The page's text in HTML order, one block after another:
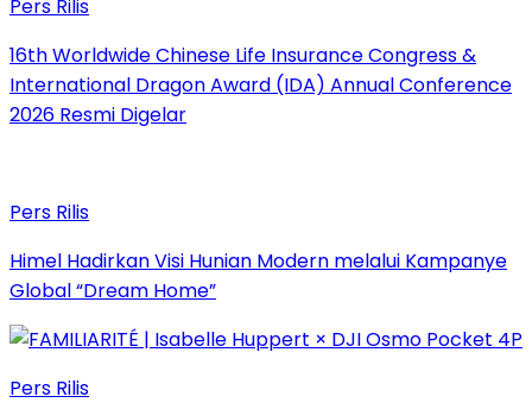
Pers Rilis
16th Worldwide Chinese Life Insurance Congress &
International Dragon Award (IDA) Annual Conference
2026 Resmi Digelar
Pers Rilis
Himel Hadirkan Visi Hunian Modern melalui Kampanye
Global “Dream Home”
Pers Rilis